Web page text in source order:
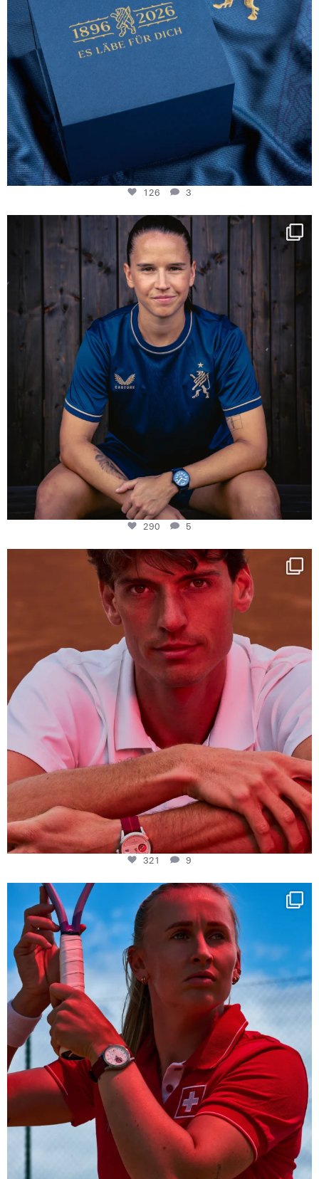
126 3
NIE USENAND GAH
Some anniversaries
290
5
290 5
One last dance at home
This week at...
321
9
321 9
Determination, elegance and Swiss precision —
441
14